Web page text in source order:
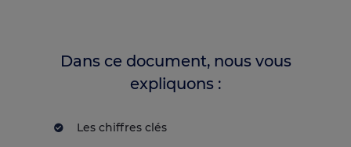
Dans ce document, nous vous
expliquons :
Les chiffres clés